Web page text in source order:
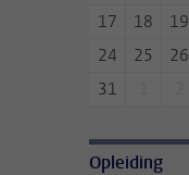
17
18 19
24
25 26
31
Opleiding